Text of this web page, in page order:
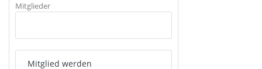
Mitglieder
Mitglied werden